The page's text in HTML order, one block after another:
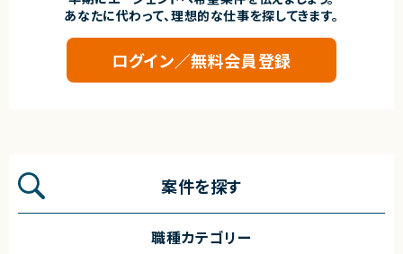
あなたに代わって、理想的な仕事を探してきます。
ログイン／無料会員登録
案件を探す
職種カテゴリー